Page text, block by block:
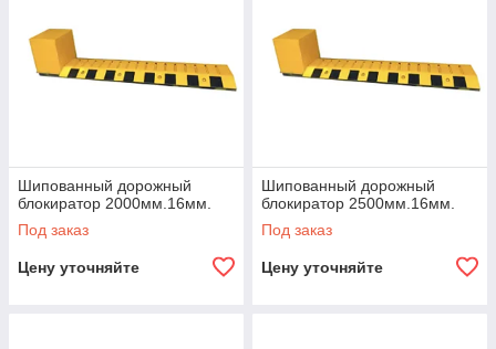
Шипованный дорожный
блокиратор 2000мм.16мм.
Под заказ
Цену уточняйте
Шипованный дорожный
блокиратор 2500мм.16мм.
Под заказ
Цену уточняйте